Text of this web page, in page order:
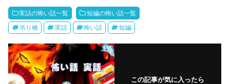
実話の怖い話一覧 短編の怖い話一覧
吊り橋 実話 怖い話 短編
この記事が気に入ったら